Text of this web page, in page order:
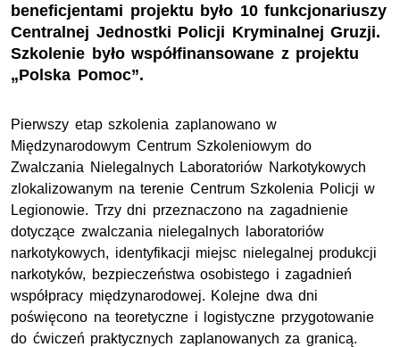
beneficjentami projektu było 10 funkcjonariuszy
Centralnej Jednostki Policji Kryminalnej Gruzji.
Szkolenie było współfinansowane z projektu
„Polska Pomoc”.
Pierwszy etap szkolenia zaplanowano w
Międzynarodowym Centrum Szkoleniowym do
Zwalczania Nielegalnych Laboratoriów Narkotykowych
zlokalizowanym na terenie Centrum Szkolenia Policji w
Legionowie. Trzy dni przeznaczono na zagadnienie
dotyczące zwalczania nielegalnych laboratoriów
narkotykowych, identyfikacji miejsc nielegalnej produkcji
narkotyków, bezpieczeństwa osobistego i zagadnień
współpracy międzynarodowej. Kolejne dwa dni
poświęcono na teoretyczne i logistyczne przygotowanie
do ćwiczeń praktycznych zaplanowanych za granicą.